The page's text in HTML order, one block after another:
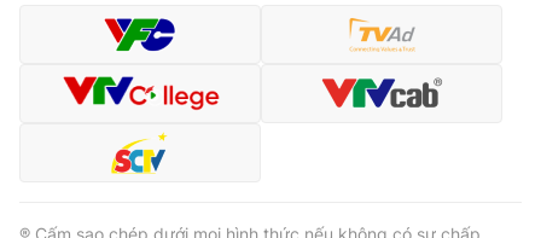
® Cấm sao chép dưới mọi hình thức nếu không có sự chấp